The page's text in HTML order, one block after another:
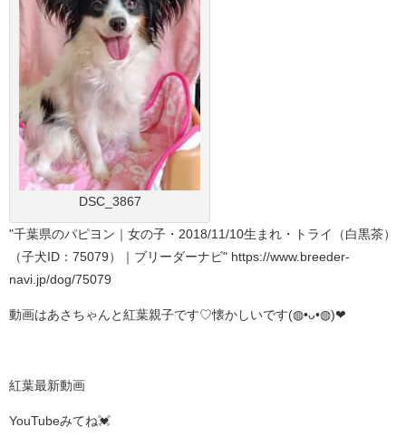
DSC_3867
"千葉県のパピヨン｜女の子・2018/11/10生まれ・トライ（白黒茶）
（子犬ID：75079）｜ブリーダーナビ" https://www.breeder-
navi.jp/dog/75079
動画はあさちゃんと紅葉親子です♡懐かしいです(◍•ᴗ•◍)❤
紅葉最新動画
YouTubeみてね💓